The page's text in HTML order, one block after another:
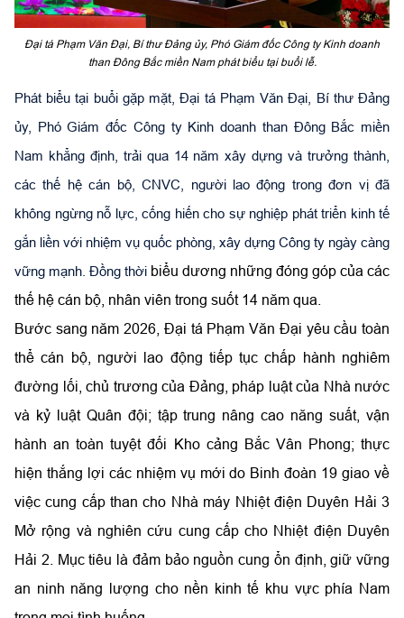
Đại tá Phạm Văn Đại, Bí thư Đảng ủy, Phó Giám đốc Công ty Kinh doanh
than Đông Bắc miền Nam phát biểu tại buổi lễ.
Phát biểu tại buổi gặp mặt, Đại tá Phạm Văn Đại, Bí thư Đảng
ủy, Phó Giám đốc Công ty Kinh doanh than Đông Bắc miền
Nam khẳng định, trải qua 14 năm xây dựng và trưởng thành,
các thế hệ cán bộ, CNVC, người lao động trong đơn vị đã
không ngừng nỗ lực, cống hiến cho sự nghiệp phát triển kinh tế
gắn liền với nhiệm vụ quốc phòng, xây dựng Công ty ngày càng
vững mạnh. Đồng thời biểu dương những đóng góp của các
thế hệ cán bộ, nhân viên trong suốt 14 năm qua.
Bước sang năm 2026, Đại tá Phạm Văn Đại yêu cầu toàn
thể cán bộ, người lao động tiếp tục chấp hành nghiêm
đường lối, chủ trương của Đảng, pháp luật của Nhà nước
và kỷ luật Quân đội; tập trung nâng cao năng suất, vận
hành an toàn tuyệt đối Kho cảng Bắc Vân Phong; thực
hiện thắng lợi các nhiệm vụ mới do Binh đoàn 19 giao về
việc cung cấp than cho Nhà máy Nhiệt điện Duyên Hải 3
Mở rộng và nghiên cứu cung cấp cho Nhiệt điện Duyên
Hải 2. Mục tiêu là đảm bảo nguồn cung ổn định, giữ vững
an ninh năng lượng cho nền kinh tế khu vực phía Nam